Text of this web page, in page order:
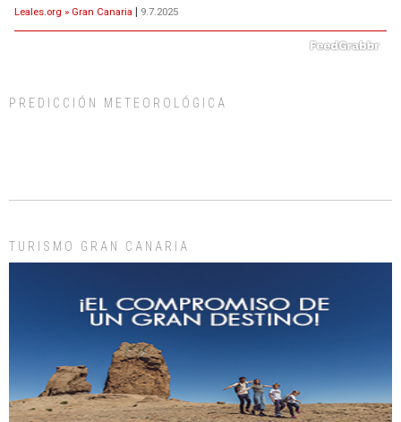
Leales.org » Gran Canaria
9.7.2025
días, ella incluida...
Gato manso encontrado
Este gato macho ha aparecido en la calle hace menos de un mes, es muy
manso y extremadamente cari...
PREDICCIÓN METEOROLÓGICA
TURISMO GRAN CANARIA